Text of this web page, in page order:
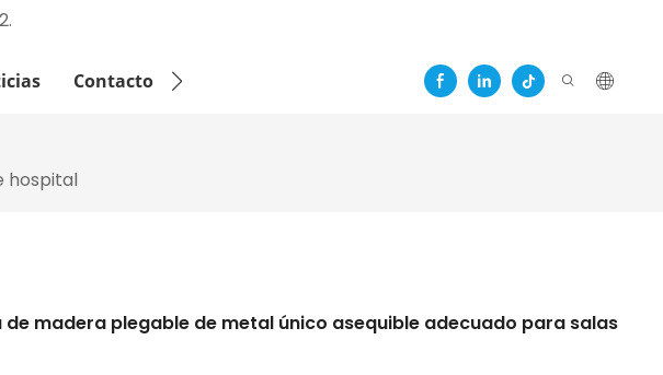
Contacto
hospital
de madera plegable de metal único asequible adecuado para salas